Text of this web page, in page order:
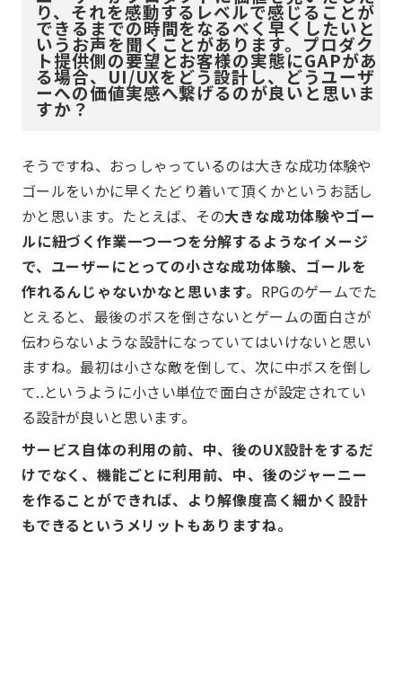
り、それを感動するレベルで感じることが
できるまでの時間をなるべく早くしたいと
いうお声を聞くことがあります。プロダク
ト提供側の要望とお客様の実態にGAPがあ
る場合、UI/UXをどう設計し、どうユーザ
ーへの価値実感へ繋げるのが良いと思いま
すか？
そうですね、おっしゃっているのは大きな成功体験や
ゴールをいかに早くたどり着いて頂くかというお話し
かと思います。たとえば、その大きな成功体験やゴー
ルに紐づく作業一つ一つを分解するようなイメージ
で、ユーザーにとっての小さな成功体験、ゴールを
作れるんじゃないかなと思います。 RPGのゲームでた
とえると、最後のボスを倒さないとゲームの面白さが
伝わらないような設計になっていてはいけないと思い
ますね。最初は小さな敵を倒して、次に中ボスを倒し
て..というように小さい単位で面白さが設定されてい
る設計が良いと思います。
サービス自体の利用の前、中、後のUX設計をするだ
けでなく、機能ごとに利用前、中、後のジャーニー
を作ることができれば、より解像度高く細かく設計
もできるというメリットもありますね。